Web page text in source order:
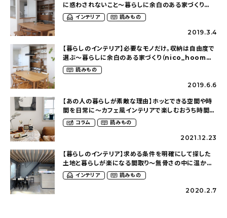
に惑わされないこと～暮らしに余白のある家づくり
（nico_hoomさん）
インテリア 読みもの
2019.3.4
【暮らしのインテリア】必要なモノだけ。収納は自由度で
選ぶ～暮らしに余白のある家づくり（nico_hoomさ
ん） 読みもの
2019.6.6
【あの人の暮らしが素敵な理由】ホッとできる空間や時
間を日常に〜カフェ風インテリアで楽しむおうち時間
（nico_mittenさん）
コラム 読みもの
2021.12.23
【暮らしのインテリア】求める条件を明確にして探した
土地と暮らしが楽になる間取り〜無骨さの中に温かみ
を感じられる家（y.u.r.i.2.5さん）
インテリア 読みもの
2020.2.7